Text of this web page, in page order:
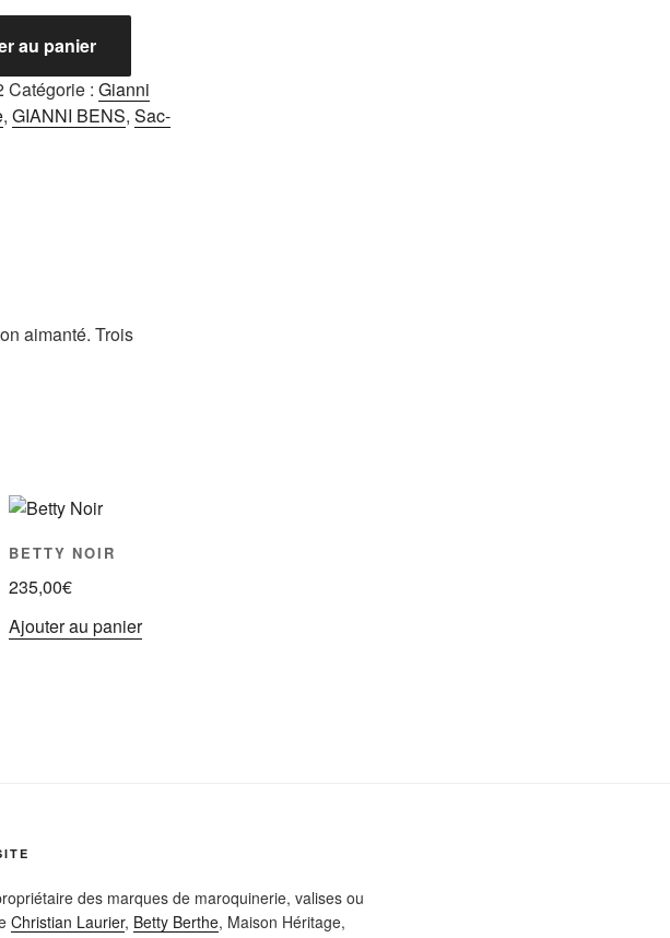
au panier
Catégorie : Gianni
, GIANNI BENS, Sac-
aimanté. Trois
BETTY NOIR
235,00€
Ajouter au panier
des marques de maroquinerie, valises ou
Christian Laurier, Betty Berthe, Maison Héritage,